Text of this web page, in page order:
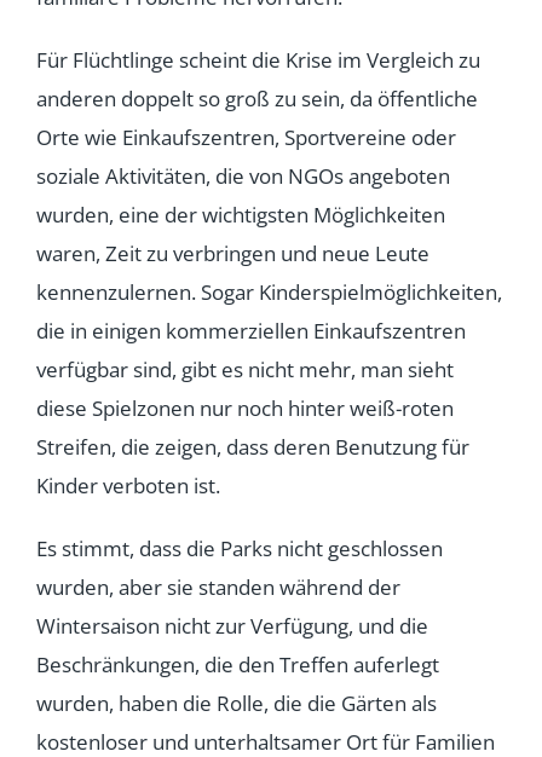
Für Flüchtlinge scheint die Krise im Vergleich zu
anderen doppelt so groß zu sein, da öffentliche
Orte wie Einkaufszentren, Sportvereine oder
soziale Aktivitäten, die von NGOs angeboten
wurden, eine der wichtigsten Möglichkeiten
waren, Zeit zu verbringen und neue Leute
kennenzulernen. Sogar Kinderspielmöglichkeiten,
die in einigen kommerziellen Einkaufszentren
verfügbar sind, gibt es nicht mehr, man sieht
diese Spielzonen nur noch hinter weiß-roten
Streifen, die zeigen, dass deren Benutzung für
Kinder verboten ist.
Es stimmt, dass die Parks nicht geschlossen
wurden, aber sie standen während der
Wintersaison nicht zur Verfügung, und die
Beschränkungen, die den Treffen auferlegt
wurden, haben die Rolle, die die Gärten als
kostenloser und unterhaltsamer Ort für Familien